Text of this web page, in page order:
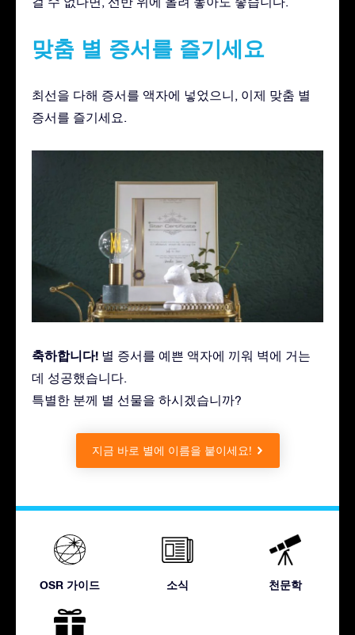
맞춤 별 증서를 즐기세요
최선을 다해 증서를 액자에 넣었으니, 이제 맞춤 별
증서를 즐기세요.
축하합니다! 별 증서를 예쁜 액자에 끼워 벽에 거는
데 성공했습니다.
특별한 분께 별 선물을 하시겠습니까?
지금 바로 별에 이름을 붙이세요!
OSR 가이드 소식 천문학